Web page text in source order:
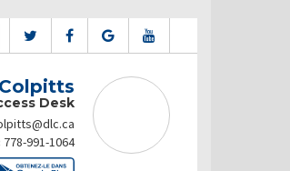
Desk
778-991-1064